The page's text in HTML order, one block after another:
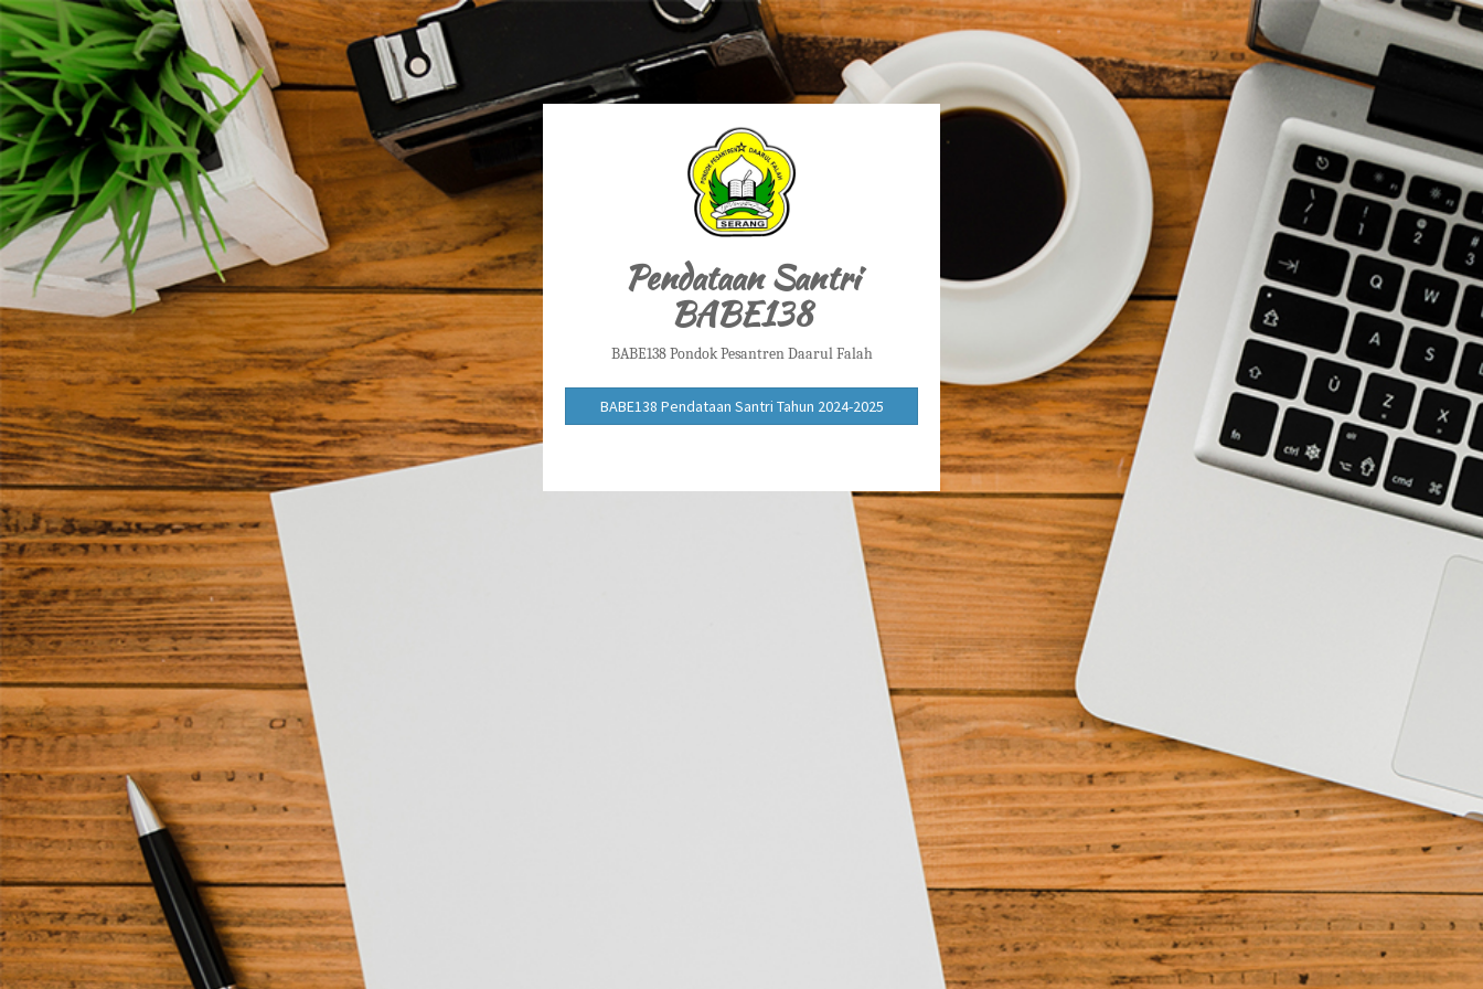
Pendataan Santri
BABE138
BABE138 Pondok Pesantren Daarul Falah
BABE138 Pendataan Santri Tahun 2024-2025